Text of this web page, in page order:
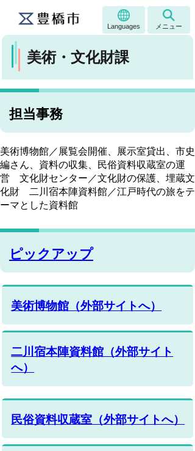
Languages メニュー
美術・文化財課
担当事務
美術博物館／展覧会開催、展示室貸出、市史
編さん、資料の収集、民俗資料収蔵室の運
営 文化財センター／文化財の保護、埋蔵文
化財 二川宿本陣資料館／江戸時代の旅をテ
ーマとした資料館
ピックアップ
美術博物館（外部サイトへ）
二川宿本陣資料館（外部サイト
へ）
民俗資料収蔵室（外部サイトへ）